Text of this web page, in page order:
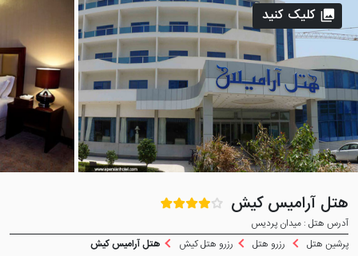
هتل آرامیس کیش
آدرس هتل : ميدان پرديس
پرشین هتل
رزرو هتل رزرو هتل کیش هتل آرامیس کیش
کلیک کنید